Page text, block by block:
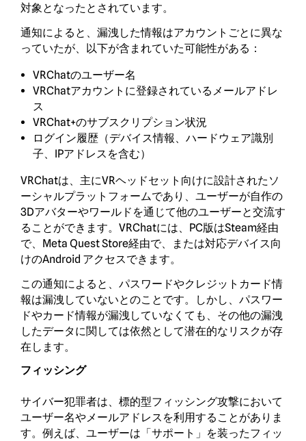
対象となったとされています。
通知によると、漏洩した情報はアカウントごとに異な
っていたが、以下が含まれていた可能性がある：
VRChatのユーザー名
VRChatアカウントに登録されているメールアドレ
ス
VRChat+のサブスクリプション状況
ログイン履歴（デバイス情報、ハードウェア識別
子、IPアドレスを含む）
VRChatは、主にVRヘッドセット向けに設計されたソ
ーシャルプラットフォームであり、ユーザーが自作の
3Dアバターやワールドを通じて他のユーザーと交流す
ることができます。VRChatには、PC版はSteam経由
で、Meta Quest Store経由で、または対応デバイス向
けのAndroid アクセスできます。
この通知によると、パスワードやクレジットカード情
報は漏洩していないとのことです。しかし、パスワー
ドやカード情報が漏洩していなくても、その他の漏洩
したデータに関しては依然として潜在的なリスクが存
在します。
フィッシング
サイバー犯罪者は、標的型フィッシング攻撃において
ユーザー名やメールアドレスを利用することがありま
す。例えば、ユーザーは「サポート」を装ったフィッ